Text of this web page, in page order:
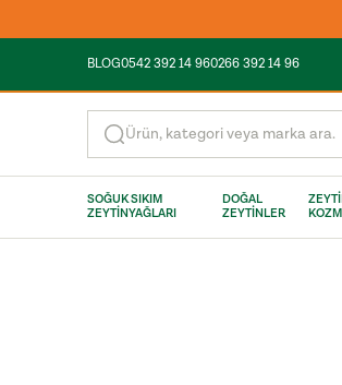
BLOG0542 392 14 960266 392 14 96
Ürün, kategori veya marka ara.
SOĞUK SIKIM
ZEYTİNYAĞLARI
DOĞAL
ZEYTİNLER